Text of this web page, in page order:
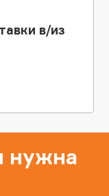
в/из
нужна